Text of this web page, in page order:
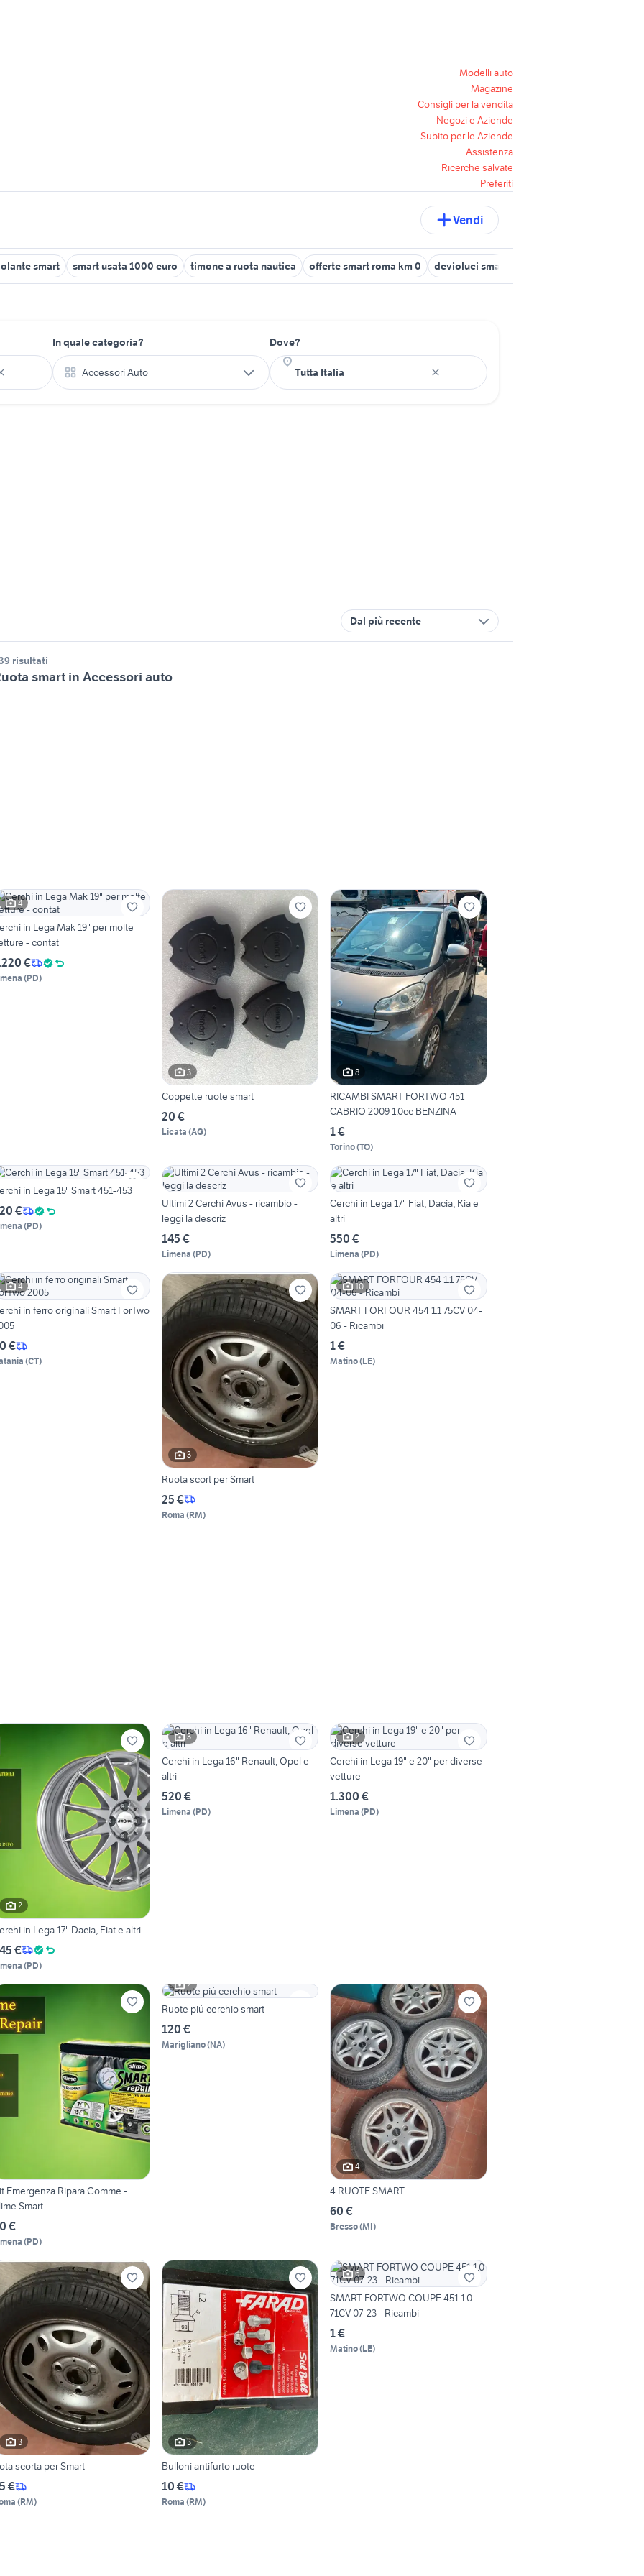
Modelli auto
Magazine
Consigli per la vendita
Negozi e Aziende
Subito per le Aziende
Assistenza
Ricerche salvate
Preferiti
Vendi
smart smart usata 1000 euro timone a ruota nautica offerte smart roma km 0 devioluci smart fortwo 450
In quale categoria?
Accessori Auto
Dove?
Dal più recente
risultati
smart in Accessori auto
4
in Lega Mak 19" per molte
- contat
€
(PD)
3
Coppette ruote smart
20 €
Licata (AG)
8
RICAMBI SMART FORTWO 451
CABRIO 2009 1.0cc BENZINA
1 €
Torino(TO)
in Lega 15" Smart 451-453
€
(PD)
Ultimi 2 Cerchi Avus - ricambio -
leggi la descriz
145 €
Limena (PD)
Cerchi in Lega 17" Fiat, Dacia, Kia e
altri
550 €
Limena (PD)
4
in ferro originali Smart ForTwo
€
(CT)
3
Ruota scort per Smart
25 €
Roma (RM)
10
SMART FORFOUR 454 1.1 75CV 04-
06 - Ricambi
1 €
Matino(LE)
2
in Lega 17" Dacia, Fiat e altri
€
(PD)
3
Cerchi in Lega 16" Renault, Opel e
altri
520 €
Limena (PD)
2
Cerchi in Lega 19" e 20" per diverse
vetture
1.300 €
Limena (PD)
Emergenza Ripara Gomme -
Smart
€
(PD)
2
Ruote più cerchio smart
120 €
Marigliano(NA)
4
4 RUOTE SMART
60 €
Bresso(MI)
3
scorta per Smart
€
(RM)
3
Bulloni antifurto ruote
10 €
Roma (RM)
6
SMART FORTWO COUPE 451 1.0
71CV 07-23 - Ricambi
1 €
Matino(LE)